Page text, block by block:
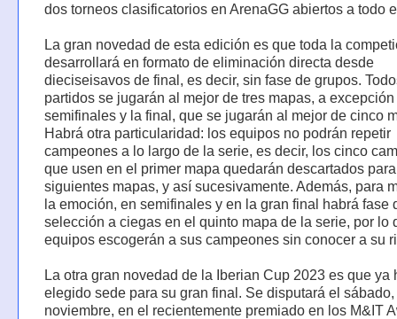
dos torneos clasificatorios en ArenaGG abiertos a todo
La gran novedad de esta edición es que toda la
desarrollará en formato de eliminación directa desde
dieciseisavos de final, es decir, sin fase de grupos.
partidos se jugarán al mejor de tres mapas, a
semifinales y la final, que se jugarán al mejor de cinco
Habrá otra particularidad: los equipos no podrán repetir
campeones a lo largo de la serie, es decir, los cinco
que usen en el primer mapa quedarán descartados
siguientes mapas, y así sucesivamente. Además, para
la emoción, en semifinales y en la gran final habrá fase
selección a ciegas en el quinto mapa de la serie, por lo
equipos escogerán a sus campeones sin conocer a su
La otra gran novedad de la Iberian Cup 2023 es que ya
elegido sede para su gran final. Se disputará el
noviembre, en el recientemente premiado en los M&IT